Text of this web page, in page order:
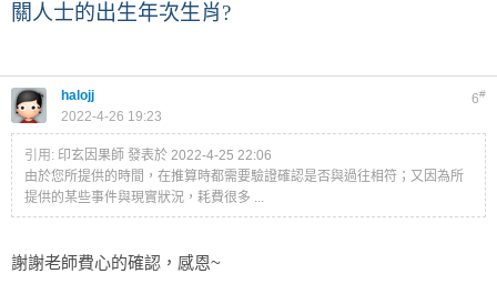
關人士的出生年次生肖?
6#
halojj
2022-4-26 19:23
引用: 印玄因果師 發表於 2022-4-25 22:06
由於您所提供的時間，在推算時都需要驗證確認是否與過往相符；又因為所
提供的某些事件與現實狀況，耗費很多 ...
謝謝老師費心的確認，感恩~